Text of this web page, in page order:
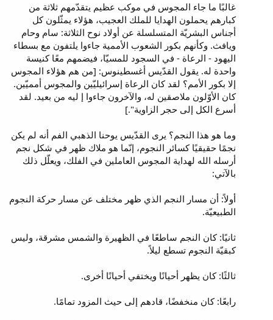
غالبًا ما جاء المجوس في موكب عظيم يتقدّمهم ثلاثة من
كبارهم يحملون الهدايا للملك العجيب، هؤلاء يمثّلون كل
أجناس البشريّة المتسلسلة عن أولاد نوح الثلاثة: سام وحام
ويافث. وكأنهم بكور الشعوب الأممية جاءوا يلتفون مع بسطاء
اليهود - الرعاة - في السجود للمسيّا، فيضمهم معًا كنيسة
واحدة له. يقول القدّيس أغسطينوس: [من هم هؤلاء المجوس
إلا بكور الأمم؟ لقد كان الرعاة إسرائيليّين والمجوس أمميّين.
كان الأوّلون ملاصقين له، والآخرون جاءوا إ ليه من بعيد. لقد
أسرع الكل إلى حجر الزاوية".]
وما هو هذا النجم؟ يرى القدّيس يوحنا الذهبي الفم أنه لم يكن
نجمًا حقيقيًا كسائر النجوم، إنّما هو ملاك ظهر في شكل نجم
أرسله الله لهداية المجوس العاملين في الفلك، ويعلّل ذلك
بالآتي:
أولاً: أن مسار النجم الذي ظهر مختلف عن مسار حركة النجوم
الطبيعيّة.
ثانيًا: كان النجم ساطعًا في الظهيرة والشمس مشرقة، وليس
كبقيّة النجوم تسطع ليلاً.
ثالثًا: كان يظهر أحيانًا ويختفي أحيانًا أخرى.
رابعًا: كان منخفضًا، قادهم إلى حيث المزود تمامًا.